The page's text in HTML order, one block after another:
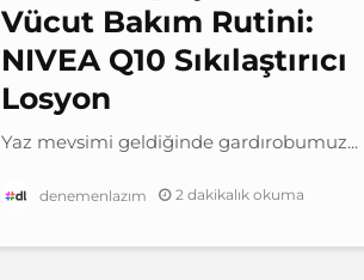
Vücut Bakım Rutini:
NIVEA Q10 Sıkılaştırıcı
Losyon
Yaz mevsimi geldiğinde gardırobumuz...
denemenlazım 2 dakikalık okuma